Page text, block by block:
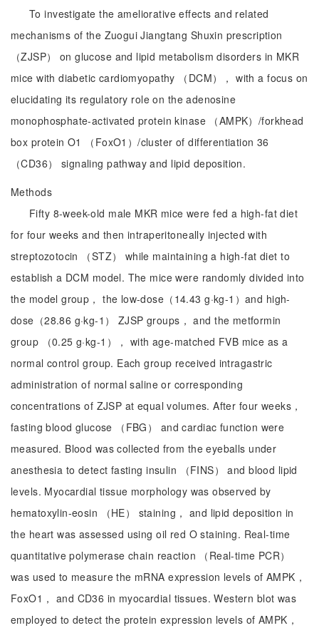
To investigate the ameliorative effects and related
mechanisms of the Zuogui Jiangtang Shuxin prescription
（ZJSP） on glucose and lipid metabolism disorders in MKR
mice with diabetic cardiomyopathy （DCM）， with a focus on
elucidating its regulatory role on the adenosine
monophosphate-activated protein kinase （AMPK）/forkhead
box protein O1 （FoxO1）/cluster of differentiation 36
（CD36） signaling pathway and lipid deposition.
Methods
Fifty 8-week-old male MKR mice were fed a high-fat diet
for four weeks and then intraperitoneally injected with
streptozotocin （STZ） while maintaining a high-fat diet to
establish a DCM model. The mice were randomly divided into
the model group， the low-dose（14.43 g·kg-1）and high-
dose（28.86 g·kg-1） ZJSP groups， and the metformin
group （0.25 g·kg-1）， with age-matched FVB mice as a
normal control group. Each group received intragastric
administration of normal saline or corresponding
concentrations of ZJSP at equal volumes. After four weeks，
fasting blood glucose （FBG） and cardiac function were
measured. Blood was collected from the eyeballs under
anesthesia to detect fasting insulin （FINS） and blood lipid
levels. Myocardial tissue morphology was observed by
hematoxylin-eosin （HE） staining， and lipid deposition in
the heart was assessed using oil red O staining. Real-time
quantitative polymerase chain reaction （Real-time PCR）
was used to measure the mRNA expression levels of AMPK，
FoxO1， and CD36 in myocardial tissues. Western blot was
employed to detect the protein expression levels of AMPK，